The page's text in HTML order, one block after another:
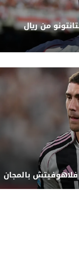
من ريال
بالمجان